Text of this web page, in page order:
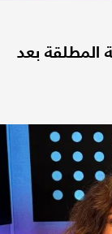
المطلقة بعد